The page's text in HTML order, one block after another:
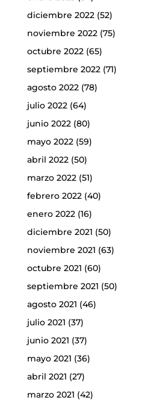
diciembre 2022(52)
noviembre 2022(75)
octubre 2022(65)
septiembre 2022(71)
agosto 2022(78)
julio 2022(64)
junio 2022(80)
mayo 2022(59)
abril 2022(50)
marzo 2022(51)
febrero 2022(40)
enero 2022(16)
diciembre 2021 (50)
noviembre 2021 (63)
octubre 2021 (60)
septiembre 2021 (50)
agosto 2021 (46)
julio 2021 (37)
junio 2021 (37)
mayo 2021 (36)
abril 2021 (27)
marzo 2021 (42)